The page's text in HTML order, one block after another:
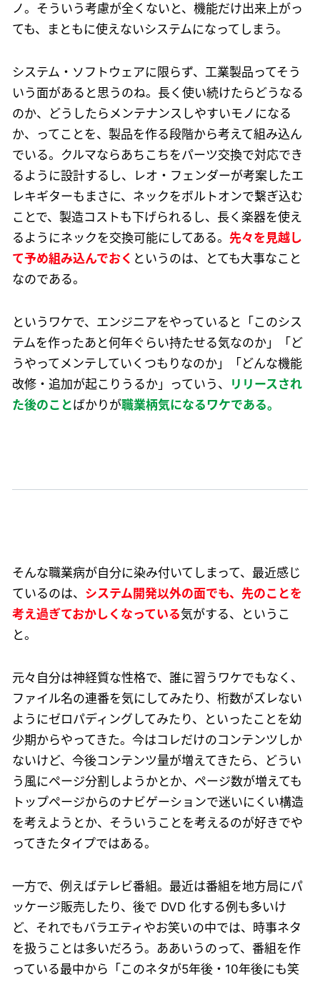
ノ。そういう考慮が全くないと、機能だけ出来上がっ
ても、まともに使えないシステムになってしまう。
システム・ソフトウェアに限らず、工業製品ってそう
いう面があると思うのね。長く使い続けたらどうなる
のか、どうしたらメンテナンスしやすいモノになる
か、ってことを、製品を作る段階から考えて組み込ん
でいる。クルマならあちこちをパーツ交換で対応でき
るように設計するし、レオ・フェンダーが考案したエ
レキギターもまさに、ネックをボルトオンで繋ぎ込む
ことで、製造コストも下げられるし、長く楽器を使え
るようにネックを交換可能にしてある。 先々を見越し
て予め組み込んでおく というのは、とても大事なこと
なのである。
というワケで、エンジニアをやっていると「このシス
テムを作ったあと何年ぐらい持たせる気なのか」「ど
うやってメンテしていくつもりなのか」「どんな機能
改修・追加が起こりうるか」っていう、
リリースされ
た後のことばかりが職業柄気になるワケである。
そんな職業病が自分に染み付いてしまって、最近感じ
ているのは、 システム開発以外の面でも、先のことを
考え過ぎておかしくなっている気がする、というこ
と。
元々自分は神経質な性格で、誰に習うワケでもなく、
ファイル名の連番を気にしてみたり、桁数がズレない
ようにゼロパディングしてみたり、といったことを幼
少期からやってきた。今はコレだけのコンテンツしか
ないけど、今後コンテンツ量が増えてきたら、どうい
う風にページ分割しようかとか、ページ数が増えても
トップページからのナビゲーションで迷いにくい構造
を考えようとか、そういうことを考えるのが好きでや
ってきたタイプではある。
一方で、例えばテレビ番組。最近は番組を地方局にパ
ッケージ販売したり、後で DVD 化する例も多いけ
ど、それでもバラエティやお笑いの中では、時事ネタ
を扱うことは多いだろう。ああいうのって、番組を作
っている最中から「このネタが5年後・10年後にも笑